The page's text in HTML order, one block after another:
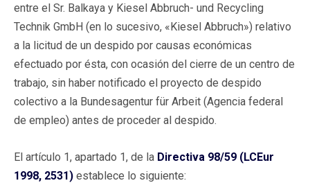
entre el Sr. Balkaya y Kiesel Abbruch- und Recycling
Technik GmbH (en lo sucesivo, «Kiesel Abbruch») relativo
a la licitud de un despido por causas económicas
efectuado por ésta, con ocasión del cierre de un centro de
trabajo, sin haber notificado el proyecto de despido
colectivo a la Bundesagentur für Arbeit (Agencia federal
de empleo) antes de proceder al despido.
El artículo 1, apartado 1, de la Directiva 98/59 (LCEur
1998, 2531) establece lo siguiente: